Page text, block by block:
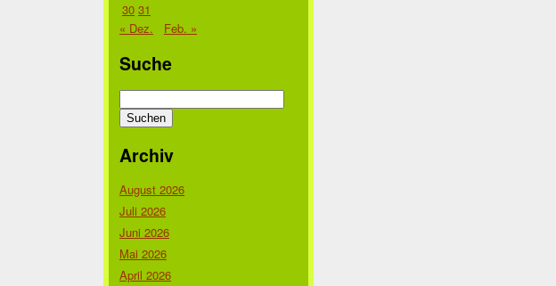
30 31
« Dez.
Feb. »
Suche
nach:
Archiv
August 2026
Juli 2026
Juni 2026
Mai 2026
April 2026